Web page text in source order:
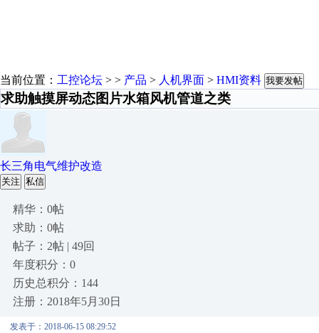
当前位置： 工控论坛 > > 产品 > 人机界面 > HMI资料 我要发帖
求助触摸屏动态图片水箱风机管道之类
长三角电气维护改造
关注 私信
精华：0帖
求助：0帖
帖子：2帖 | 49回
年度积分：0
历史总积分：144
注册：2018年5月30日
发表于：2018-06-15 08:29:52